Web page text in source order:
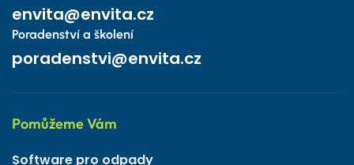
envita@envita.cz
Poradenství a školení
poradenstvi@envita.cz
Pomůžeme Vám
Software pro odpady